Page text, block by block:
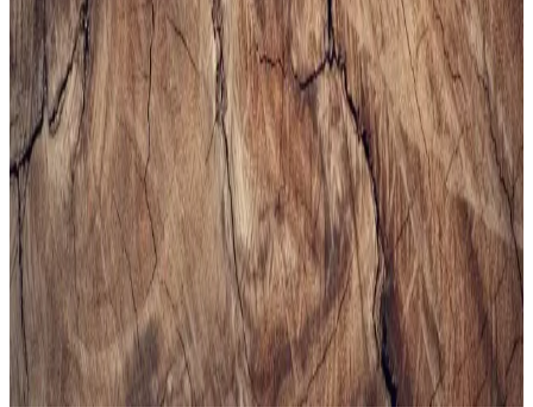
Bej erkek spor ayakkabıları, şıklık ve rahatlığı bir arada sunar. Çok
yönlü kullanımı ve trend modelleriyle gardırobunuza şıklık katın,
konforlu ve şık tercihleri keşfedin.
Erkekler İçin Uygun Spor Çantası Seçimi ve
Trendler Hakkında Kapsamlı Rehber
Erkek spor çantası seçerken kapasite, malzeme, konfor ve tasarım
gibi önemli faktörlere dikkat edin. Güncel modeller ve markalarla
tarzınızı ve fonksiyonelliği bir arada yakalayın.
Erkek Siyah Spor Gömlekleri ile Şıklık ve Rahatlığı
Bir Arada Yakalayın
Modern erkekler için tasarlanan siyah spor gömlekler, rahatlık ve
şıklığı bir arada sunar. Çok yönlü modelleri ve kombin önerileriyle
stilinizi güçlendirin.